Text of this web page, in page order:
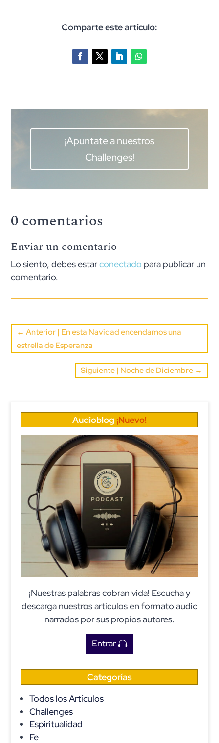
Comparte este artículo:
¡Apuntate a nuestros
Challenges!
0 comentarios
Enviar un comentario
Lo siento, debes estarconectado para publicar un
comentario.
←Anterior | En esta Navidad encendamos una
estrella de Esperanza
Siguiente | Noche de Diciembre→
Audioblog ¡Nuevo!
¡Nuestras palabras cobran vida! Escucha y
descarga nuestros artículos en formato audio
narrados por sus propios autores.
Entrar
Categorías
Todos los Artículos
Challenges
Espiritualidad
Fe